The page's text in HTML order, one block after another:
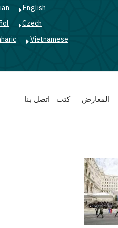
English
Czech
Vietnamese
المعارض كتب اتصل بنا